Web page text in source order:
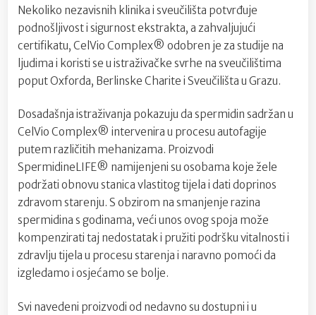
Nekoliko nezavisnih klinika i sveučilišta potvrđuje
podnošljivost i sigurnost ekstrakta, a zahvaljujući
certifikatu, CelVio Complex® odobren je za studije na
ljudima i koristi se u istraživačke svrhe na sveučilištima
poput Oxforda, Berlinske Charite i Sveučilišta u Grazu.
Dosadašnja istraživanja pokazuju da spermidin sadržan u
CelVio Complex® intervenira u procesu autofagije
putem različitih mehanizama. Proizvodi
SpermidineLIFE® namijenjeni su osobama koje žele
podržati obnovu stanica vlastitog tijela i dati doprinos
zdravom starenju. S obzirom na smanjenje razina
spermidina s godinama, veći unos ovog spoja može
kompenzirati taj nedostatak i pružiti podršku vitalnosti i
zdravlju tijela u procesu starenja i naravno pomoći da
izgledamo i osjećamo se bolje.
Svi navedeni proizvodi od nedavno su dostupni i u